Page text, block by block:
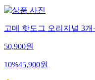
고메 핫도그 오리지널 3
50,900원
10%45,900원